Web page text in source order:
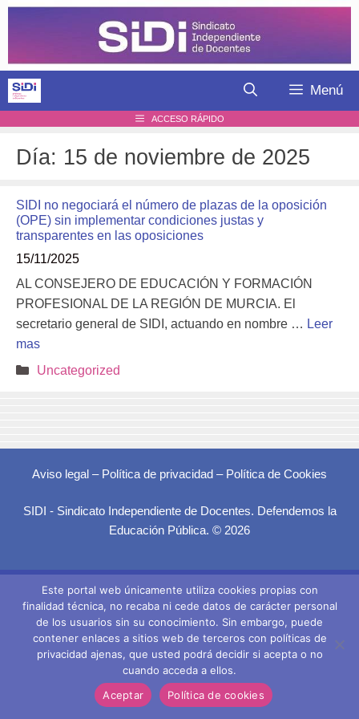
Saltar
Menú
ACCESO RÁPIDO
Día: 15 de noviembre de 2025
SIDI no negociará el número de plazas de la oposición
(OPE) sin implementar condiciones justas y
transparentes en las oposiciones
15/11/2025
AL CONSEJERO DE EDUCACIÓN Y FORMACIÓN
PROFESIONAL DE LA REGIÓN DE MURCIA. El
secretario general de SIDI, actuando en nombre … Leer
mas
Categorías
Uncategorized
Aviso legal – Política de privacidad – Política de Cookies
SIDI - Sindicato Independiente de Docentes. Defendemos la
Educación Pública. © 2026
Este portal web únicamente utiliza cookies propias con
finalidad técnica, no recaba ni cede datos de carácter personal
de los usuarios sin su conocimiento. Sin embargo, puede
contener enlaces a sitios web de terceros con políticas de
privacidad ajenas, que usted podrá decidir si acepta o no
cuando acceda a ellos.
Aceptar
Política de cookies